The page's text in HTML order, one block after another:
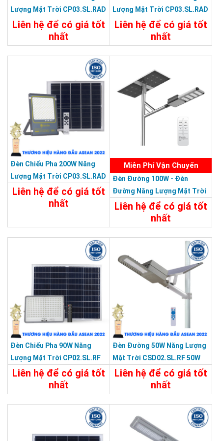
CÔNG TY TNHH TM DV HOÀNG QUỐC BẢO
Trụ sở chính: 126 Tân Quý,P.Tân Qúy,Q.Tân Phú,TP.HCM
Chi Nhánh Q10: 324 Nhật Tảo, P.6, Q.10, TP.HCM
Chi Nhánh Thủ Đức: 179 Linh Đông,P.Linh Đông , Q.Thủ
Chi Nhánh Đồng Nai: 2394 Quốc Lộ 1K, Phường Hoá An, TP. Biên
Chi Nhánh BR-VT: 477 Cách Mạng Tháng 8, P.Phước Nguyên, TP.
Bà Rịa, Vũng Tàu
Chi Nhánh Hà Nội: P914 Tòa Nhà CT4C/X2 KĐT Bắc Linh Đàm -
Hoàng Mai - Hà Nội.
ĐT: 09153 77770 - 08.66.795.795
An tâm mua hàng với phiếu bảo hành chính
hãng
Lượng Mặt Trời CP03.SL.RAD
400W.V2
Liên hệ để có giá tốt
nhất
Lượng Mặt Trời CP03.SL.RAD
500W.V2
Liên hệ để có giá tốt
nhất
Đèn Chiếu Pha 200W Năng
Lượng Mặt Trời CP03.SL.RAD
200W.V2
Liên hệ để có giá tốt
nhất
Miễn Phí Vận Chuyển
Đèn Đường 100W - Đèn
Đường Năng Lượng Mặt Trời
100W CSD02.SL 100W
Liên hệ để có giá tốt
nhất
19.487.100đ
Đặt Mua
Đèn Chiếu Pha 90W Năng
Lượng Mặt Trời CP02.SL.RF
90W
Liên hệ để có giá tốt
nhất
Đèn Đường 50W Năng Lượng
Mặt Trời CSD02.SL.RF 50W
Liên hệ để có giá tốt
nhất